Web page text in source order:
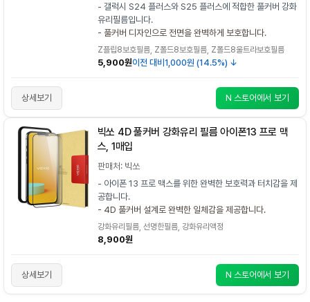
- 갤럭시 S24 플러스와 S25 플러스에 적합한 풀커버 강화
유리필름입니다.
- 풀커버 디자인으로 전면을 완벽하게 보호합니다.
Z플립8보호필름, Z폴드8보호필름, Z폴드8울트라보호필름
5,900원이전 대비 1,000원 (14.5%) ↓
상세보기 N 스토어에서 보기
빅쏘 4D 풀커버 강화유리 필름 아이폰13 프로 맥
스, 1매입
판매처: 빅쏘
- 아이폰 13 프로 맥스를 위한 완벽한 보호력과 터치감을 제
공합니다.
- 4D 풀커버 설계로 완벽한 일체감을 제공합니다.
강화유리필름, 선명한필름, 강화유리액정
8,900원
상세보기 N 스토어에서 보기